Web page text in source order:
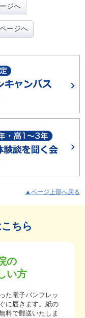
ジへ
ージへ
▲ページ上部へ戻る
ちら
の
い方
た電子パンフレッ
に届きます。紙の
料で郵送いたしま